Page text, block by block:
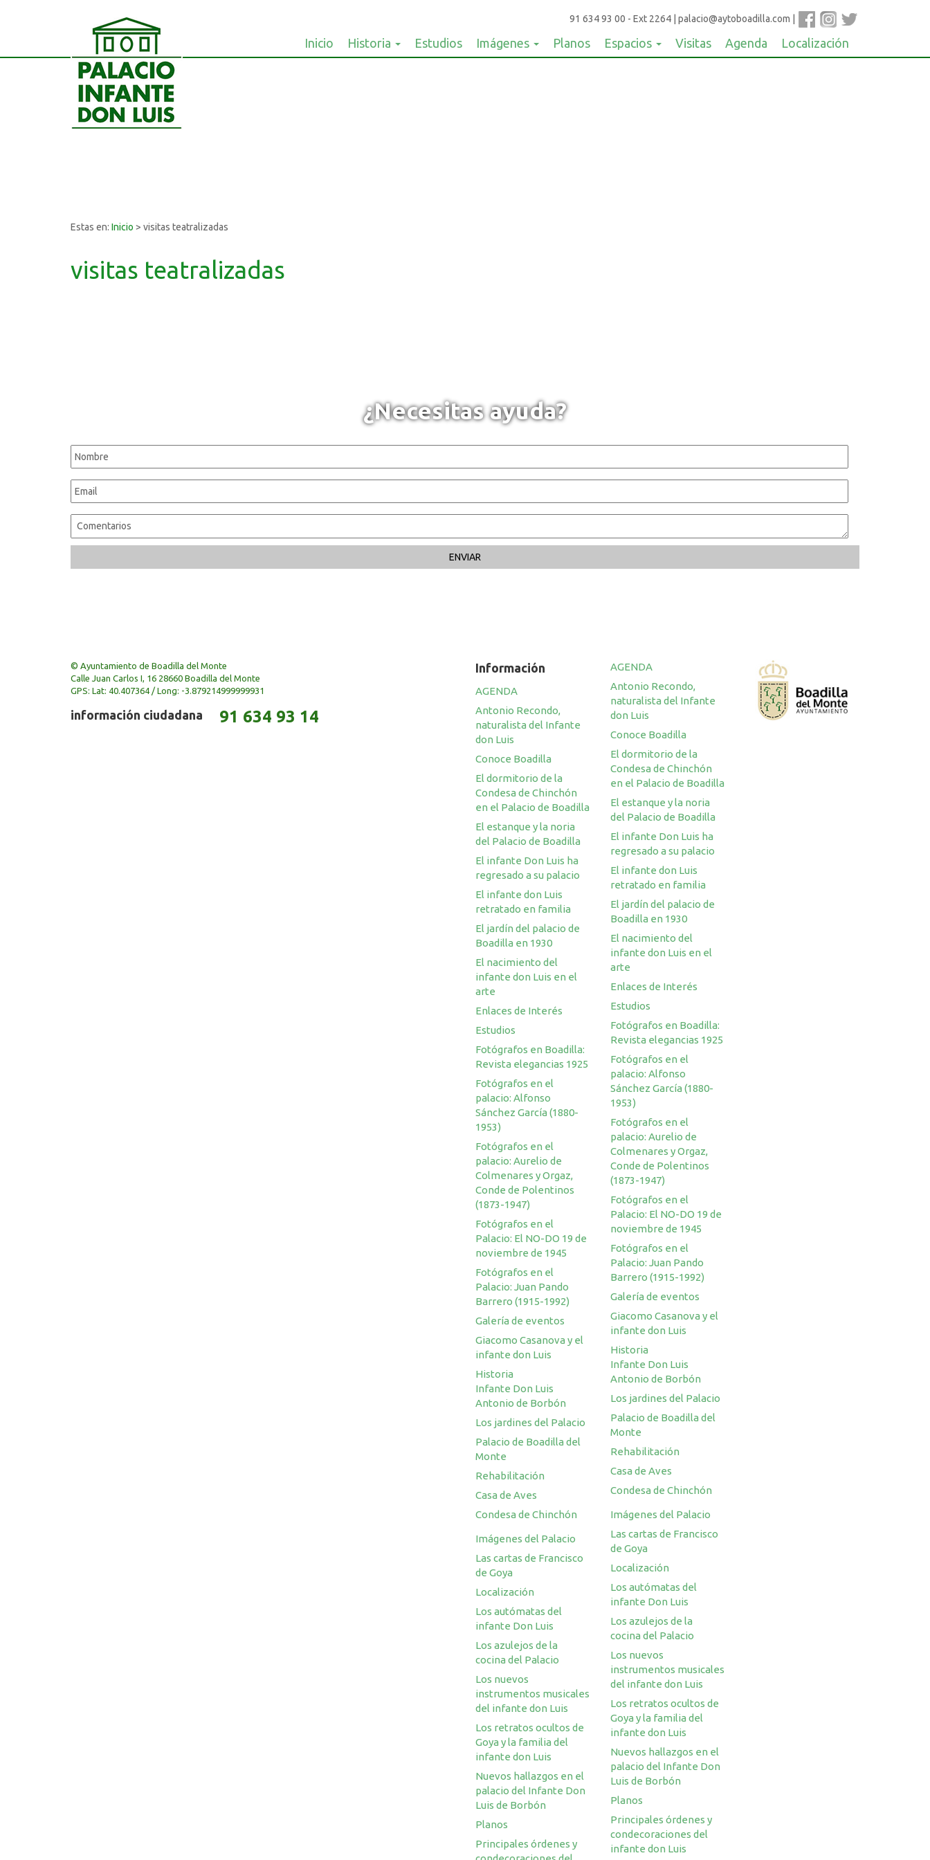
91 634 93 00 - Ext 2264 palacio@aytoboadilla.com
Inicio Historia Estudios Imágenes Planos Espacios Visitas Agenda Localización
Estas en: Inicio > visitas teatralizadas
visitas teatralizadas
¿Necesitas ayuda?
© Ayuntamiento de Boadilla del Monte
Calle Juan Carlos I, 16 28660 Boadilla del Monte
GPS: Lat: 40.407364 / Long: -3.879214999999931
información ciudadana 91 634 93 14
Información
AGENDA
Antonio Recondo,
naturalista del Infante
don Luis
Conoce Boadilla
El dormitorio de la
Condesa de Chinchón
en el Palacio de Boadilla
El estanque y la noria
del Palacio de Boadilla
El infante Don Luis ha
regresado a su palacio
El infante don Luis
retratado en familia
El jardín del palacio de
Boadilla en 1930
El nacimiento del
infante don Luis en el
arte
Enlaces de Interés
Estudios
Fotógrafos en Boadilla:
Revista elegancias 1925
Fotógrafos en el
palacio: Alfonso
Sánchez García (1880-
1953)
Fotógrafos en el
palacio: Aurelio de
Colmenares y Orgaz,
Conde de Polentinos
(1873-1947)
Fotógrafos en el
Palacio: El NO-DO 19 de
noviembre de 1945
Fotógrafos en el
Palacio: Juan Pando
Barrero (1915-1992)
Galería de eventos
Giacomo Casanova y el
infante don Luis
Historia
Infante Don Luis
Antonio de Borbón
Los jardines del Palacio
Palacio de Boadilla del
Monte
Rehabilitación
Casa de Aves
Condesa de Chinchón
Imágenes del Palacio
Las cartas de Francisco
de Goya
Localización
Los autómatas del
infante Don Luis
Los azulejos de la
cocina del Palacio
Los nuevos
instrumentos musicales
del infante don Luis
Los retratos ocultos de
Goya y la familia del
infante don Luis
Nuevos hallazgos en el
palacio del Infante Don
Luis de Borbón
Planos
Principales órdenes y
AGENDA
Antonio Recondo,
naturalista del Infante
don Luis
Conoce Boadilla
El dormitorio de la
Condesa de Chinchón
en el Palacio de Boadilla
El estanque y la noria
del Palacio de Boadilla
El infante Don Luis ha
regresado a su palacio
El infante don Luis
retratado en familia
El jardín del palacio de
Boadilla en 1930
El nacimiento del
infante don Luis en el
arte
Enlaces de Interés
Estudios
Fotógrafos en Boadilla:
Revista elegancias 1925
Fotógrafos en el
palacio: Alfonso
Sánchez García (1880-
1953)
Fotógrafos en el
palacio: Aurelio de
Colmenares y Orgaz,
Conde de Polentinos
(1873-1947)
Fotógrafos en el
Palacio: El NO-DO 19 de
noviembre de 1945
Fotógrafos en el
Palacio: Juan Pando
Barrero (1915-1992)
Galería de eventos
Giacomo Casanova y el
infante don Luis
Historia
Infante Don Luis
Antonio de Borbón
Los jardines del Palacio
Palacio de Boadilla del
Monte
Rehabilitación
Casa de Aves
Condesa de Chinchón
Imágenes del Palacio
Las cartas de Francisco
de Goya
Localización
Los autómatas del
infante Don Luis
Los azulejos de la
cocina del Palacio
Los nuevos
instrumentos musicales
del infante don Luis
Los retratos ocultos de
Goya y la familia del
infante don Luis
Nuevos hallazgos en el
palacio del Infante Don
Luis de Borbón
Planos
Principales órdenes y
condecoraciones del
infante don Luis